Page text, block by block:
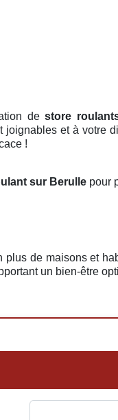
destore
joignables et à votre
!
sur Berulle pour
plus de maisons et
un bien-être